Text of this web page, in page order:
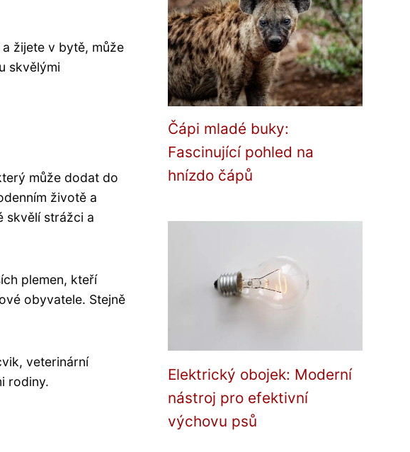
žijete v bytě, může
skvělými
může dodat do
životě a
skvělí strážci a
plemen, kteří
obyvatele. Stejně
veterinární
rodiny.
Čápi mladé buky:
Fascinující pohled na
hnízdo čápů
Elektrický obojek: Moderní
nástroj pro efektivní
výchovu psů